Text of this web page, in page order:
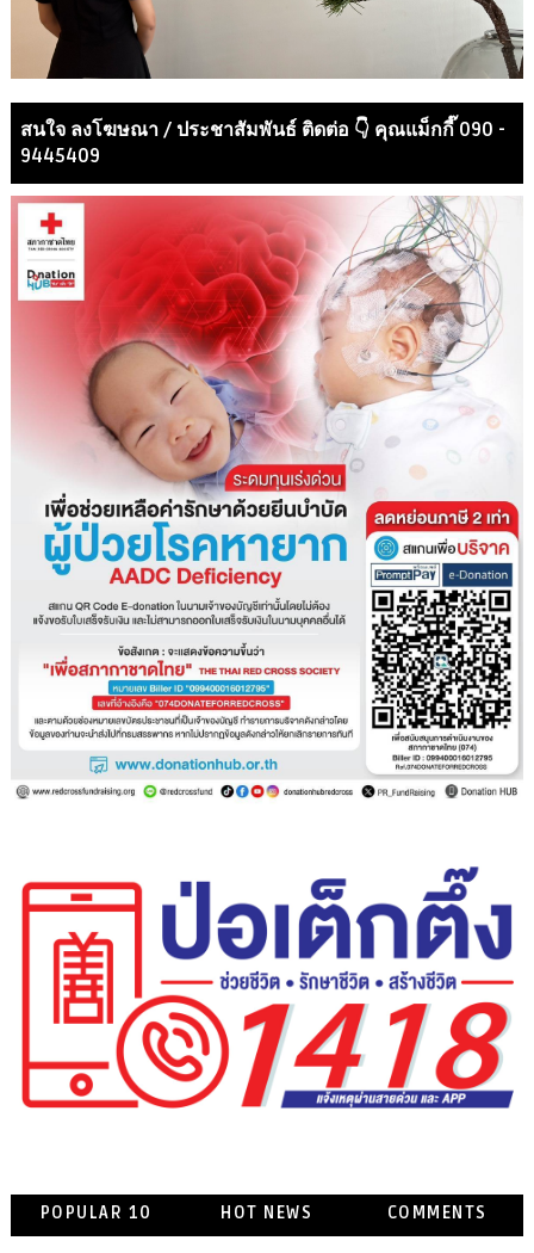
สนใจ ลงโฆษณา / ประชาสัมพันธ์ ติดต่อ 👇 คุณแม็กกี๊ 090 -
9445409
POPULAR 10 HOT NEWS COMMENTS